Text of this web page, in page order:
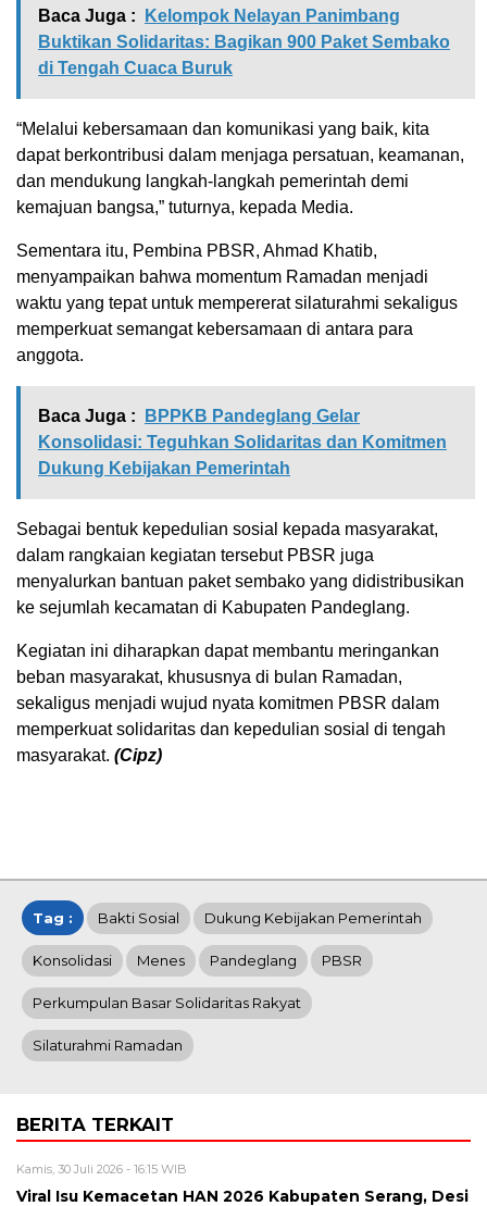
Baca Juga :
Kelompok Nelayan Panimbang
Buktikan Solidaritas: Bagikan 900 Paket Sembako
di Tengah Cuaca Buruk
“Melalui kebersamaan dan komunikasi yang baik, kita
dapat berkontribusi dalam menjaga persatuan, keamanan,
dan mendukung langkah-langkah pemerintah demi
kemajuan bangsa,” tuturnya, kepada Media.
Sementara itu, Pembina PBSR, Ahmad Khatib,
menyampaikan bahwa momentum Ramadan menjadi
waktu yang tepat untuk mempererat silaturahmi sekaligus
memperkuat semangat kebersamaan di antara para
anggota.
Baca Juga :
BPPKB Pandeglang Gelar
Konsolidasi: Teguhkan Solidaritas dan Komitmen
Dukung Kebijakan Pemerintah
Sebagai bentuk kepedulian sosial kepada masyarakat,
dalam rangkaian kegiatan tersebut PBSR juga
menyalurkan bantuan paket sembako yang didistribusikan
ke sejumlah kecamatan di Kabupaten Pandeglang.
Kegiatan ini diharapkan dapat membantu meringankan
beban masyarakat, khususnya di bulan Ramadan,
sekaligus menjadi wujud nyata komitmen PBSR dalam
memperkuat solidaritas dan kepedulian sosial di tengah
masyarakat. (Cipz)
Tag : Bakti Sosial Dukung Kebijakan Pemerintah
Konsolidasi Menes Pandeglang PBSR
Perkumpulan Basar Solidaritas Rakyat
Silaturahmi Ramadan
BERITA TERKAIT
Kamis, 30 Juli 2026 - 16:15 WIB
Viral Isu Kemacetan HAN 2026 Kabupaten Serang, Desi